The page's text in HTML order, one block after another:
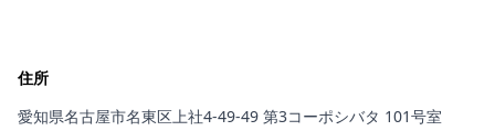
住所
愛知県名古屋市名東区上社4-49-49 第3コーポシバタ 101号室